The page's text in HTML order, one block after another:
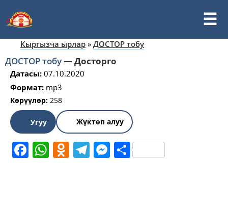
Кыргызча ырлар » ДОСТОР тобу
ДОСТОР тобу—Досторго
Датасы: 07.10.2020
Формат: mp3
Көрүүлөр: 258
Угуу Жүктөп алуу
Facebook
WhatsApp
Odnoklassniki
Telegram
Messenger
Share